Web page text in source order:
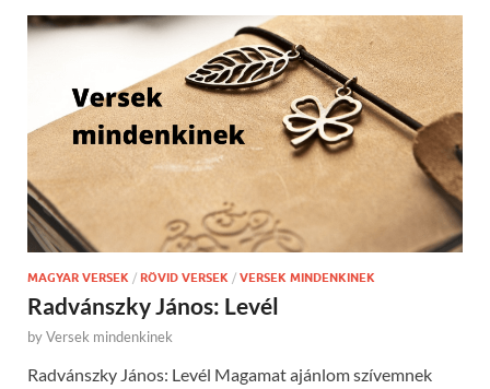
MAGYAR VERSEK / RÖVID VERSEK / VERSEK MINDENKINEK
Radvánszky János: Levél
byVersek mindenkinek
Radvánszky János: Levél Magamat ajánlom szívemnek